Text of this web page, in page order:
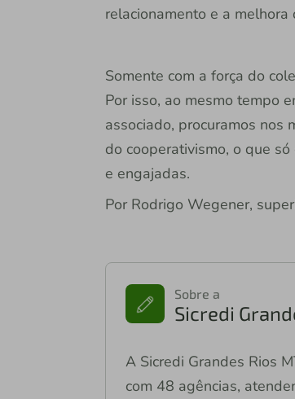
relacionamento e a
Somente com a força do
Por isso, ao mesmo tempo
associado, procuramos nos
do cooperativismo, o que
e engajadas.
Por Rodrigo Wegener,
Sobre a
Sicredi
A Sicredi Grandes Rios
com 48 agências,